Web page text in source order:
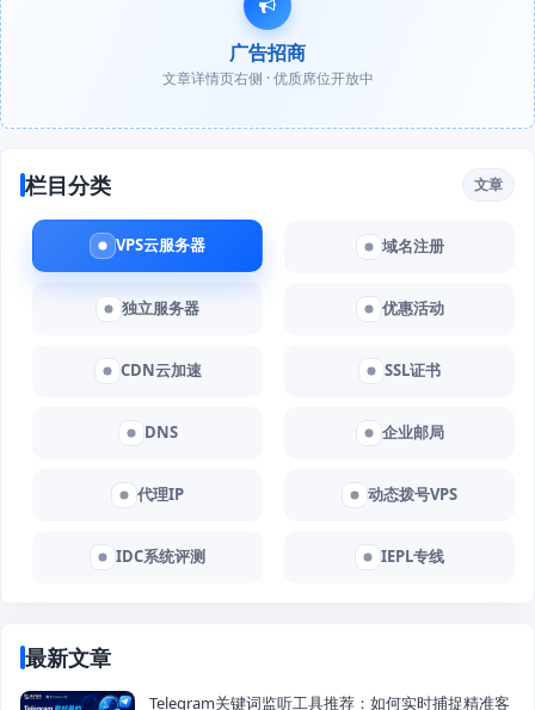
广告招商
文章详情页右侧 · 优质席位开放中
栏目分类 文章
VPS云服务器 域名注册
独立服务器 优惠活动
CDN云加速 SSL证书
DNS 企业邮局
代理IP 动态拨号VPS
IDC系统评测 IEPL专线
最新文章
Telegram关键词监听工具推荐：如何实时捕捉精准客